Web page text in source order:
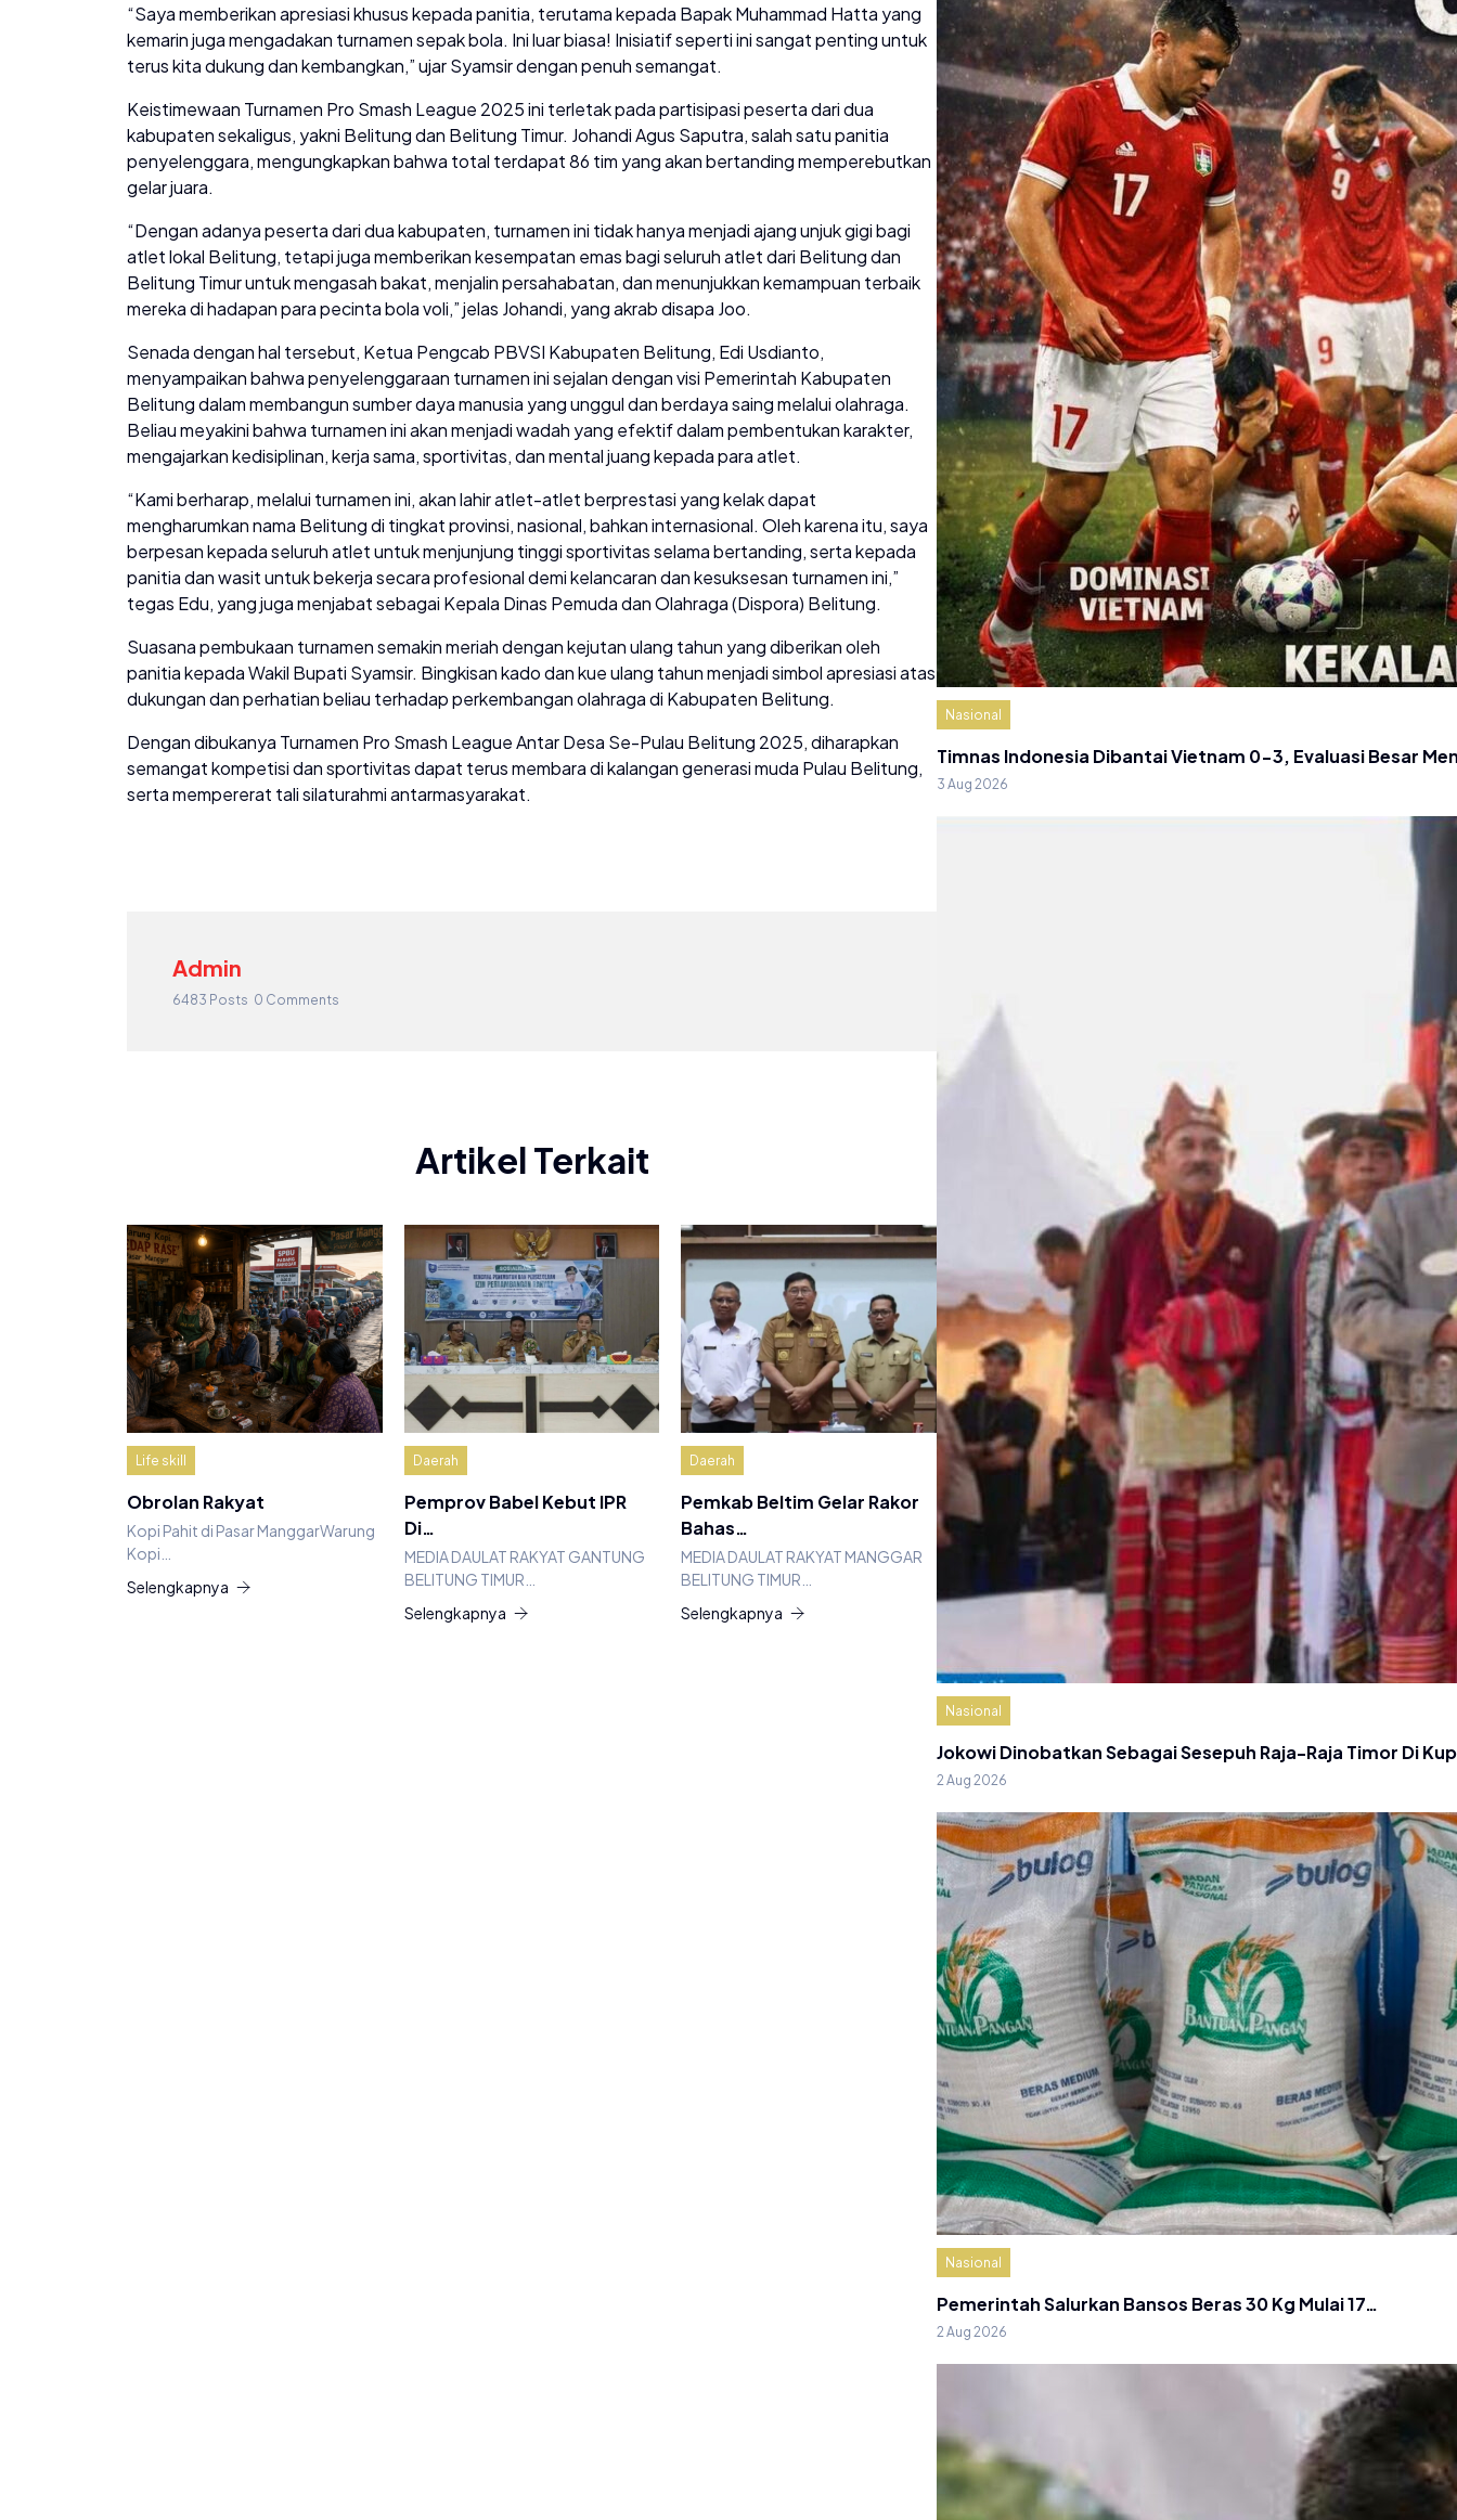
“Saya memberikan apresiasi khusus kepada panitia, terutama kepada Bapak Muhammad Hatta yang
kemarin juga mengadakan turnamen sepak bola. Ini luar biasa! Inisiatif seperti ini sangat penting untuk
terus kita dukung dan kembangkan,” ujar Syamsir dengan penuh semangat.
Keistimewaan Turnamen Pro Smash League 2025 ini terletak pada partisipasi peserta dari dua
kabupaten sekaligus, yakni Belitung dan Belitung Timur. Johandi Agus Saputra, salah satu panitia
penyelenggara, mengungkapkan bahwa total terdapat 86 tim yang akan bertanding memperebutkan
gelar juara.
“Dengan adanya peserta dari dua kabupaten, turnamen ini tidak hanya menjadi ajang unjuk gigi bagi
atlet lokal Belitung, tetapi juga memberikan kesempatan emas bagi seluruh atlet dari Belitung dan
Belitung Timur untuk mengasah bakat, menjalin persahabatan, dan menunjukkan kemampuan terbaik
mereka di hadapan para pecinta bola voli,” jelas Johandi, yang akrab disapa Joo.
Senada dengan hal tersebut, Ketua Pengcab PBVSI Kabupaten Belitung, Edi Usdianto,
menyampaikan bahwa penyelenggaraan turnamen ini sejalan dengan visi Pemerintah Kabupaten
Belitung dalam membangun sumber daya manusia yang unggul dan berdaya saing melalui olahraga.
Beliau meyakini bahwa turnamen ini akan menjadi wadah yang efektif dalam pembentukan karakter,
mengajarkan kedisiplinan, kerja sama, sportivitas, dan mental juang kepada para atlet.
“Kami berharap, melalui turnamen ini, akan lahir atlet-atlet berprestasi yang kelak dapat
mengharumkan nama Belitung di tingkat provinsi, nasional, bahkan internasional. Oleh karena itu, saya
berpesan kepada seluruh atlet untuk menjunjung tinggi sportivitas selama bertanding, serta kepada
panitia dan wasit untuk bekerja secara profesional demi kelancaran dan kesuksesan turnamen ini,”
tegas Edu, yang juga menjabat sebagai Kepala Dinas Pemuda dan Olahraga (Dispora) Belitung.
Suasana pembukaan turnamen semakin meriah dengan kejutan ulang tahun yang diberikan oleh
panitia kepada Wakil Bupati Syamsir. Bingkisan kado dan kue ulang tahun menjadi simbol apresiasi atas
dukungan dan perhatian beliau terhadap perkembangan olahraga di Kabupaten Belitung.
Dengan dibukanya Turnamen Pro Smash League Antar Desa Se-Pulau Belitung 2025, diharapkan
semangat kompetisi dan sportivitas dapat terus membara di kalangan generasi muda Pulau Belitung,
serta mempererat tali silaturahmi antarmasyarakat.
Admin
6483 Posts 0 Comments
Artikel Terkait
Life skill
Obrolan Rakyat
Kopi Pahit di Pasar ManggarWarung
Kopi…
Selengkapnya
Daerah
Pemprov Babel Kebut IPR
Di…
MEDIA DAULAT RAKYAT GANTUNG
BELITUNG TIMUR…
Selengkapnya
Daerah
Pemkab Beltim Gelar Rakor
Bahas…
MEDIA DAULAT RAKYAT MANGGAR
BELITUNG TIMUR…
Selengkapnya
Nasional
Timnas Indonesia Dibantai Vietnam 0-3, Evaluasi Besar
3 Aug 2026
Nasional
Jokowi Dinobatkan Sebagai Sesepuh Raja-Raja Timor Di
2 Aug 2026
Nasional
Pemerintah Salurkan Bansos Beras 30 Kg Mulai 17…
2 Aug 2026